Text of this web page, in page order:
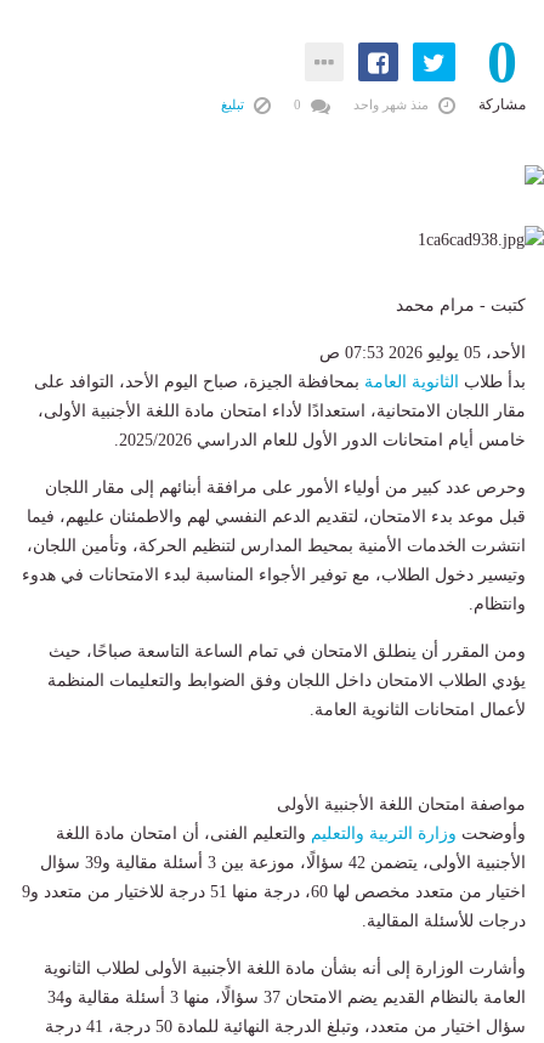
0
مشاركة منذ شهر واحد تبليغ
كتبت - مرام محمد
الأحد، 05 يوليو 2026 07:53 ص
بدأ طلاب الثانوية العامة بمحافظة الجيزة، صباح اليوم الأحد، التوافد على
مقار اللجان الامتحانية، استعدادًا لأداء امتحان مادة اللغة الأجنبية الأولى،
خامس أيام امتحانات الدور الأول للعام الدراسي 2025/2026.
وحرص عدد كبير من أولياء الأمور على مرافقة أبنائهم إلى مقار اللجان
قبل موعد بدء الامتحان، لتقديم الدعم النفسي لهم والاطمئنان عليهم، فيما
انتشرت الخدمات الأمنية بمحيط المدارس لتنظيم الحركة، وتأمين اللجان،
وتيسير دخول الطلاب، مع توفير الأجواء المناسبة لبدء الامتحانات في هدوء
وانتظام.
ومن المقرر أن ينطلق الامتحان في تمام الساعة التاسعة صباحًا، حيث
يؤدي الطلاب الامتحان داخل اللجان وفق الضوابط والتعليمات المنظمة
لأعمال امتحانات الثانوية العامة.
مواصفة امتحان اللغة الأجنبية الأولى
وأوضحت وزارة التربية والتعليم والتعليم الفنى، أن امتحان مادة اللغة
الأجنبية الأولى، يتضمن 42 سؤالًا، موزعة بين 3 أسئلة مقالية و39 سؤال
اختيار من متعدد مخصص لها 60، درجة منها 51 درجة للاختيار من متعدد و9
درجات للأسئلة المقالية.
وأشارت الوزارة إلى أنه بشأن مادة اللغة الأجنبية الأولى لطلاب الثانوية
العامة بالنظام القديم يضم الامتحان 37 سؤالًا، منها 3 أسئلة مقالية و34
سؤال اختيار من متعدد، وتبلغ الدرجة النهائية للمادة 50 درجة، 41 درجة